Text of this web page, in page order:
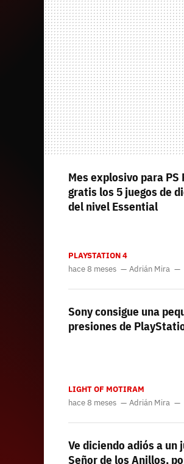
Mes explosivo para
gratis los 5 juegos de
del nivel Essential
PLAYSTATION 4
hace 8 meses
Adrián Mira
Sony consigue una
presiones de
LIGHT OF MOTIRAM
hace 8 meses
Adrián Mira
Ve diciendo adiós a un
Señor de los Anillos,